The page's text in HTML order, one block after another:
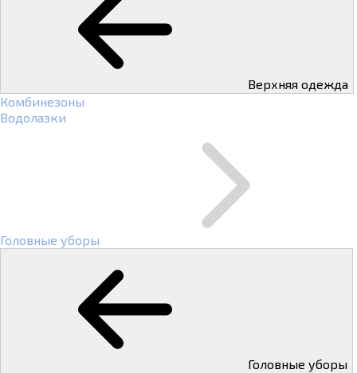
Верхняя одежда
Комбинезоны
Водолазки
Головные уборы
Головные уборы